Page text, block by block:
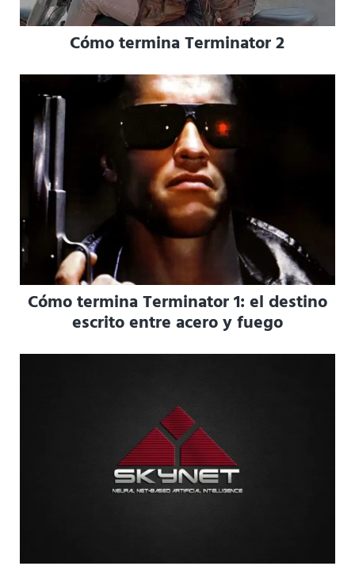
Cómo termina Terminator 2
Cómo termina Terminator 1: el destino
escrito entre acero y fuego